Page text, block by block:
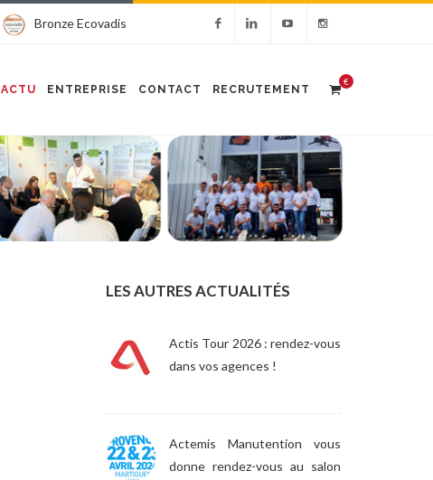
Bronze Ecovadis
ACTU ENTREPRISE CONTACT RECRUTEMENT
€
LES AUTRES ACTUALITÉS
Actis Tour 2026 : rendez-vous
dans vos agences !
Actemis Manutention vous
donne rendez-vous au salon